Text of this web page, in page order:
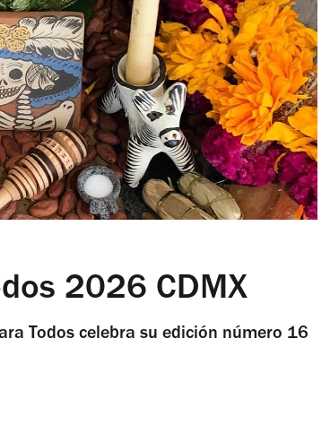
2026 CDMX
Todos celebra su edición número 16